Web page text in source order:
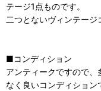
テージ1点ものです。
二つとないヴィンテージ
■コンディション
アンティークですので
なく良いコンディション